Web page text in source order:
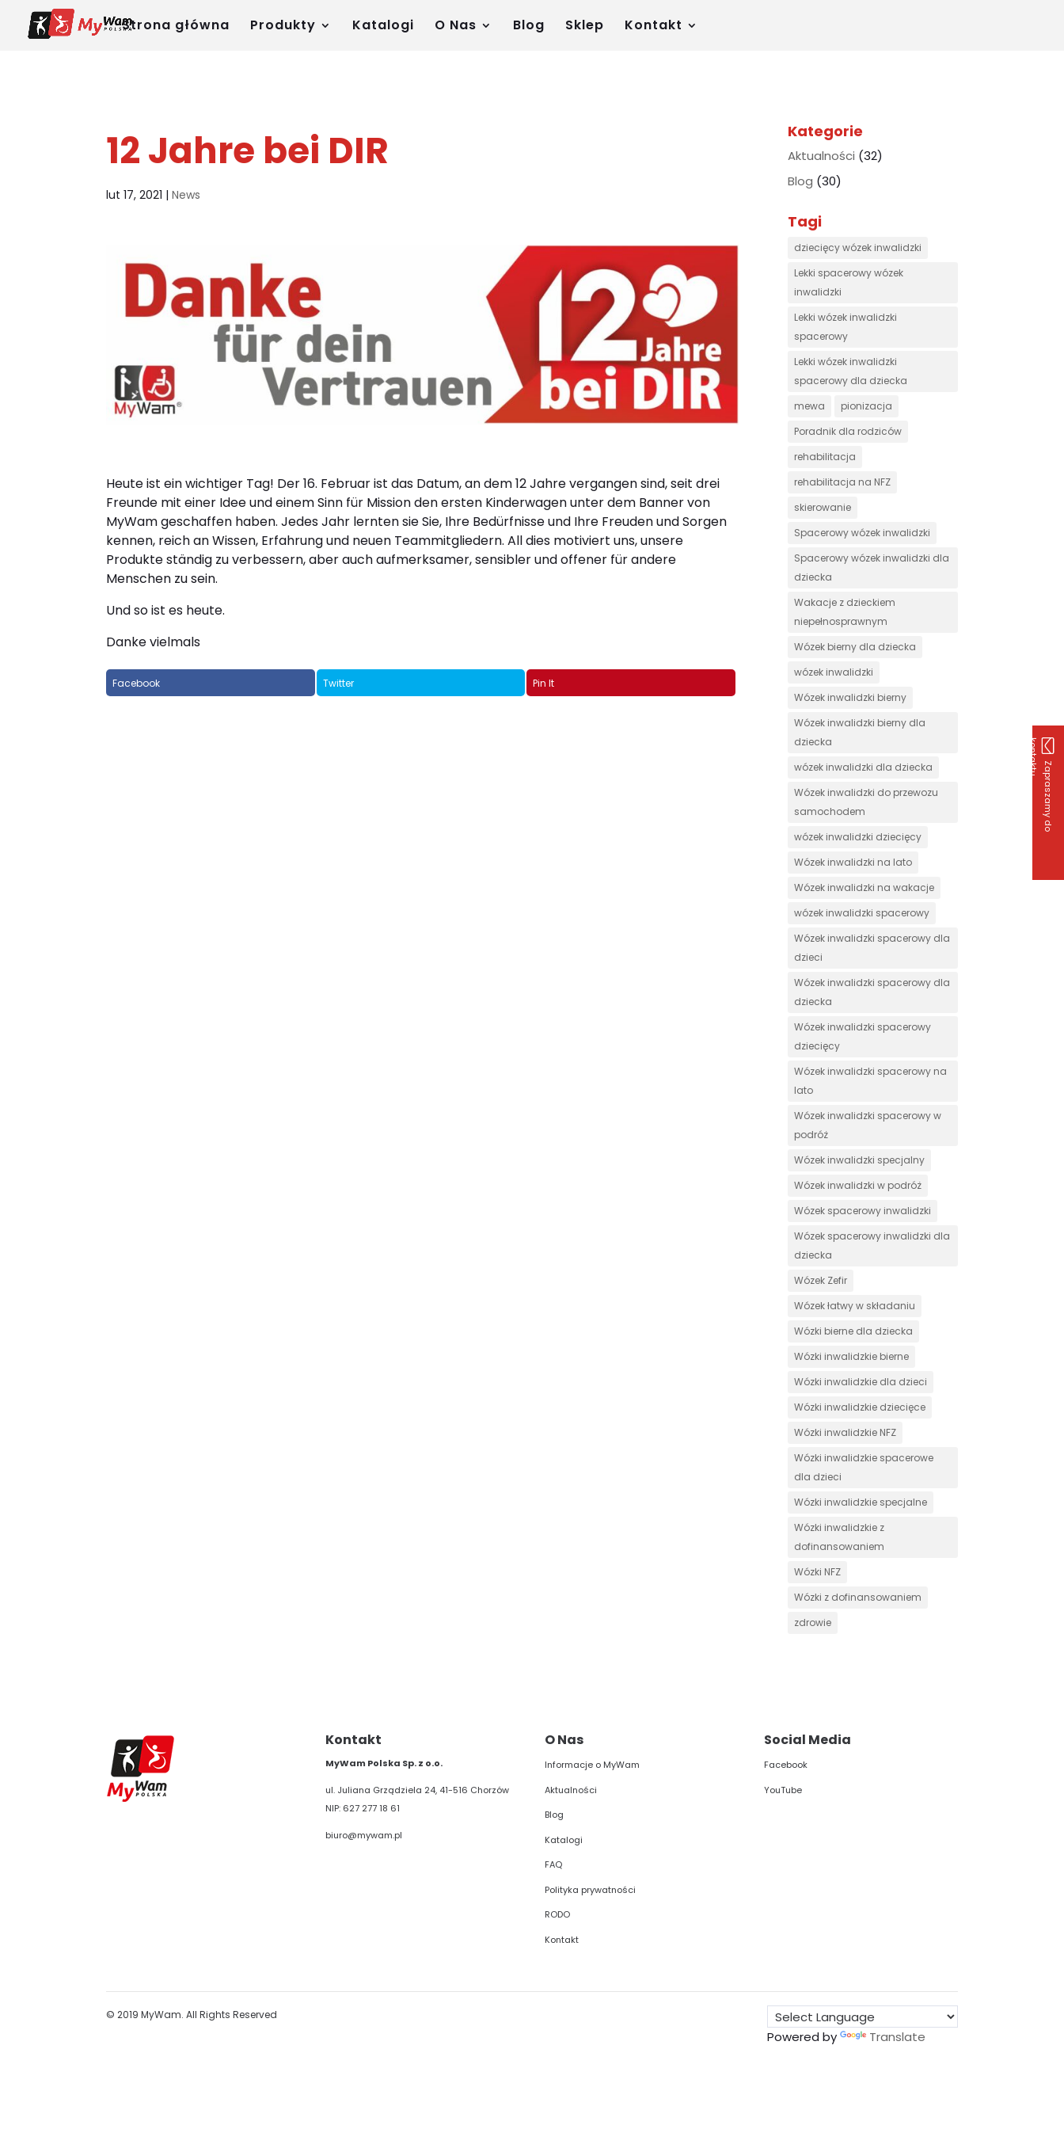
Z
a
p
r
a
s
z
a
m
y
d
o
k
o
n
t
a
k
t
u
Strona główna Produkty Katalogi O Nas Blog Sklep Kontakt
12 Jahre bei DIR
lut 17, 2021 |News
Heute ist ein wichtiger Tag! Der 16. Februar ist das Datum, an dem 12 Jahre vergangen sind, seit drei
Freunde mit einer Idee und einem Sinn für Mission den ersten Kinderwagen unter dem Banner von
MyWam geschaffen haben. Jedes Jahr lernten sie Sie, Ihre Bedürfnisse und Ihre Freuden und Sorgen
kennen, reich an Wissen, Erfahrung und neuen Teammitgliedern. All dies motiviert uns, unsere
Produkte ständig zu verbessern, aber auch aufmerksamer, sensibler und offener für andere
Menschen zu sein.
Und so ist es heute.
Danke vielmals
Facebook Twitter Pin It
Kategorie
Aktualności (32)
Blog (30)
Tagi
dziecięcy wózek inwalidzki
Lekki spacerowy wózek
inwalidzki
Lekki wózek inwalidzki
spacerowy
Lekki wózek inwalidzki
spacerowy dla dziecka
mewa
pionizacja
Poradnik dla rodziców
rehabilitacja
rehabilitacja na NFZ
skierowanie
Spacerowy wózek inwalidzki
Spacerowy wózek inwalidzki dla
dziecka
Wakacje z dzieckiem
niepełnosprawnym
Wózek bierny dla dziecka
wózek inwalidzki
Wózek inwalidzki bierny
Wózek inwalidzki bierny dla
dziecka
wózek inwalidzki dla dziecka
Wózek inwalidzki do przewozu
samochodem
wózek inwalidzki dziecięcy
Wózek inwalidzki na lato
Wózek inwalidzki na wakacje
wózek inwalidzki spacerowy
Wózek inwalidzki spacerowy dla
dzieci
Wózek inwalidzki spacerowy dla
dziecka
Wózek inwalidzki spacerowy
dziecięcy
Wózek inwalidzki spacerowy na
lato
Wózek inwalidzki spacerowy w
podróż
Wózek inwalidzki specjalny
Wózek inwalidzki w podróż
Wózek spacerowy inwalidzki
Wózek spacerowy inwalidzki dla
dziecka
Wózek Zefir
Wózek łatwy w składaniu
Wózki bierne dla dziecka
Wózki inwalidzkie bierne
Wózki inwalidzkie dla dzieci
Wózki inwalidzkie dziecięce
Wózki inwalidzkie NFZ
Wózki inwalidzkie spacerowe
dla dzieci
Wózki inwalidzkie specjalne
Wózki inwalidzkie z
dofinansowaniem
Wózki NFZ
Wózki z dofinansowaniem
zdrowie
Kontakt
MyWam Polska Sp. z o.o.
ul. Juliana Grządziela 24, 41-516 Chorzów
NIP: 627 277 18 61
biuro@mywam.pl
O Nas
Informacje o MyWam
Aktualności
Blog
Katalogi
FAQ
Polityka prywatności
RODO
Kontakt
Social Media
Facebook
YouTube
© 2019 MyWam. All Rights Reserved
Powered by Translate